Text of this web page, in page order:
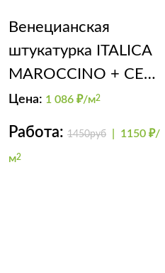
Венецианская
штукатурка ITALICA
MAROCCINO + CERA
PERLA (золото)
Цена: 1 086 ₽/м2
Работа: 1450руб 1150 ₽/
м2